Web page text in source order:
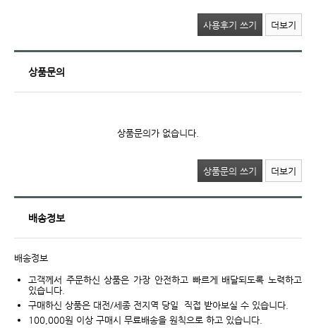
사용후기 쓰기 더보기
상품문의
상품문의가 없습니다.
상품문의 쓰기 더보기
배송정보
배송정보
고객께서 주문하신 상품은 가장 안전하고 빠르게 배달되도록 노력하고
있습니다.
구매하신 상품은 대전/세종 전지역 당일 직접 받아보실 수 있습니다.
100,000원 이상 구매시 무료배송을 원칙으로 하고 있습니다.